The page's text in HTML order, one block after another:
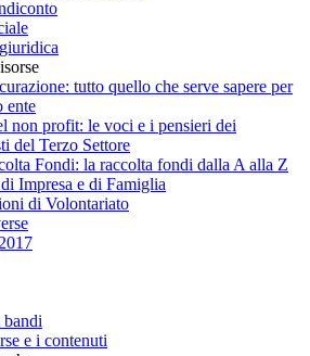
tutto quello che serve sapere per
ente
non profit: le voci e i pensieri dei
del Terzo Settore
Fondi: la raccolta fondi dalla A alla Z
Impresa e di Famiglia
di Volontariato
bandi
e i contenuti